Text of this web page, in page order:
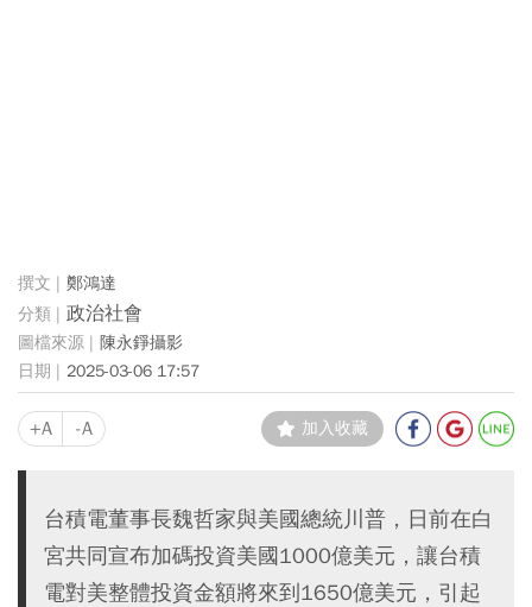
鄭鴻達
政治社會
陳永錚攝影
2025-03-06 17:57
+A -A 加入收藏
台積電董事長魏哲家與美國總統川普，日前在白
宮共同宣布加碼投資美國1000億美元，讓台積
電對美整體投資金額將來到1650億美元，引起